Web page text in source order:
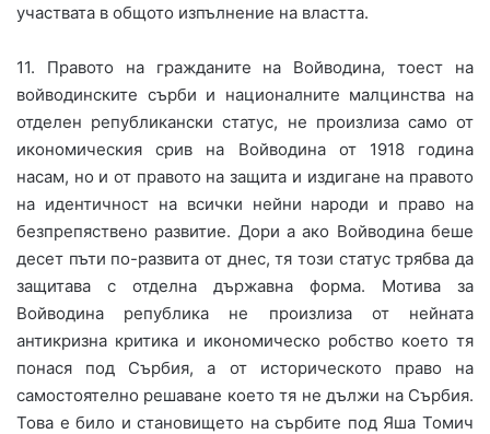
участвата в общото изпълнение на властта.
11. Правото на гражданите на Войводина, тоест на
войводинските сърби и националните малцинства на
отделен републикански статус, не произлиза само от
икономическия срив на Войводина от 1918 година
насам, но и от правото на защита и издигане на правото
на идентичност на всички нейни народи и право на
безпрепяствено развитие. Дори а ако Войводина беше
десет пъти по-развита от днес, тя този статус трябва да
защитава с отделна държавна форма. Мотива за
Войводина република не произлиза от нейната
антикризна критика и икономическо робство което тя
понася под Сърбия, а от историческото право на
самостоятелно решаване което тя не дължи на Сърбия.
Това е било и становището на сърбите под Яша Томич